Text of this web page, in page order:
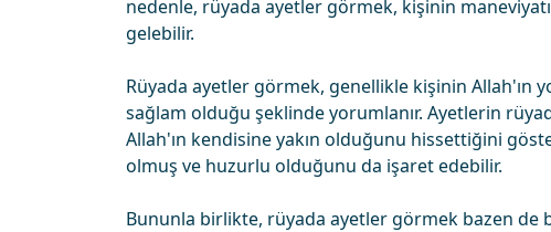
nedenle, rüyada ayetler görmek, kişinin
gelebilir.
Rüyada ayetler görmek, genellikle kişinin Allah'ın
sağlam olduğu şeklinde yorumlanır. Ayetlerin
Allah'ın kendisine yakın olduğunu hissettiğini
olmuş ve huzurlu olduğunu da işaret edebilir.
Bununla birlikte, rüyada ayetler görmek bazen de